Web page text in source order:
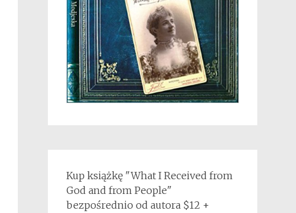
Kup książkę "What I Received from
God and from People"
bezpośrednio od autora $12 +